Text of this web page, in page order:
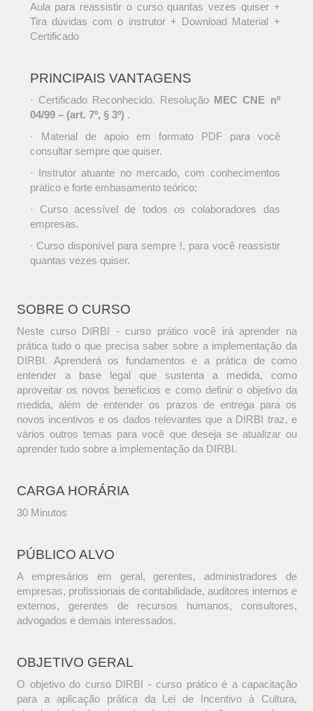
Aula para reassistir o curso quantas vezes quiser +
Tira dúvidas com o instrutor + Download Material +
Certificado
PRINCIPAIS VANTAGENS
· Certificado Reconhecido. Resolução MEC CNE nº
04/99 – (art. 7º, § 3º) .
· Material de apoio em formato PDF para você
consultar sempre que quiser.
· Instrutor atuante no mercado, com conhecimentos
prático e forte embasamento teórico;
· Curso acessível de todos os colaboradores das
empresas.
· Curso disponível para sempre !, para você reassistir
quantas vezes quiser.
SOBRE O CURSO
Neste curso DIRBI - curso prático você irá aprender na
prática tudo o que precisa saber sobre a implementação da
DIRBI. Aprenderá os fundamentos e a prática de como
entender a base legal que sustenta a medida, como
aproveitar os novos benefícios e como definir o objetivo da
medida, além de entender os prazos de entrega para os
novos incentivos e os dados relevantes que a DIRBI traz, e
vários outros temas para você que deseja se atualizar ou
aprender tudo sobre a implementação da DIRBI.
CARGA HORÁRIA
30 Minutos
PÚBLICO ALVO
A empresários em geral, gerentes, administradores de
empresas, profissionais de contabilidade, auditores internos e
externos, gerentes de recursos humanos, consultores,
advogados e demais interessados.
OBJETIVO GERAL
O objetivo do curso DIRBI - curso prático é a capacitação
para a aplicação prática da Lei de Incentivo à Cultura,